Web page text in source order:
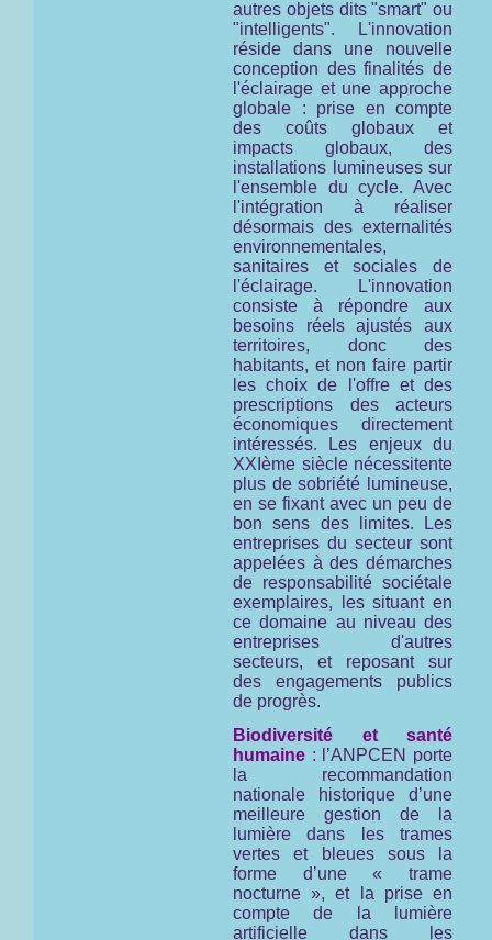
autres objets dits "smart" ou
"intelligents". L'innovation
réside dans une nouvelle
conception des finalités de
l'éclairage et une approche
globale : prise en compte
des coûts globaux et
impacts globaux, des
installations lumineuses sur
l'ensemble du cycle. Avec
l'intégration à réaliser
désormais des externalités
environnementales,
sanitaires et sociales de
l'éclairage. L'innovation
consiste à répondre aux
besoins réels ajustés aux
territoires, donc des
habitants, et non faire partir
les choix de l'offre et des
prescriptions des acteurs
économiques directement
intéressés. Les enjeux du
XXIème siècle nécessitente
plus de sobriété lumineuse,
en se fixant avec un peu de
bon sens des limites. Les
entreprises du secteur sont
appelées à des démarches
de responsabilité sociétale
exemplaires, les situant en
ce domaine au niveau des
entreprises d'autres
secteurs, et reposant sur
des engagements publics
de progrès.
Biodiversité et santé
humaine : l’ANPCEN porte
la recommandation
nationale historique d’une
meilleure gestion de la
lumière dans les trames
vertes et bleues sous la
forme d’une « trame
nocturne », et la prise en
compte de la lumière
artificielle dans les